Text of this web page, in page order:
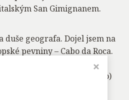
San Gimignanem.
duše geografa. Dojel jsem na
pevniny – Cabo da Roca.
pro romantické
Krásná tečka za dnem ;o)